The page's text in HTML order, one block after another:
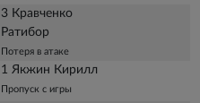
3 Кравченко
Ратибор
Потеря в атаке
1 Якжин Кирилл
Пропуск с игры